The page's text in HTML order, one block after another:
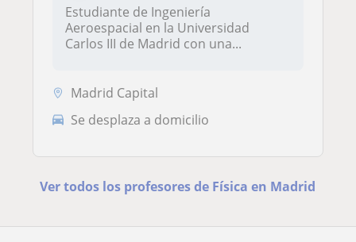
Estudiante de Ingeniería
Aeroespacial en la Universidad
Carlos III de Madrid con una...
Madrid Capital
Se desplaza a domicilio
Ver todos los profesores de Física en Madrid